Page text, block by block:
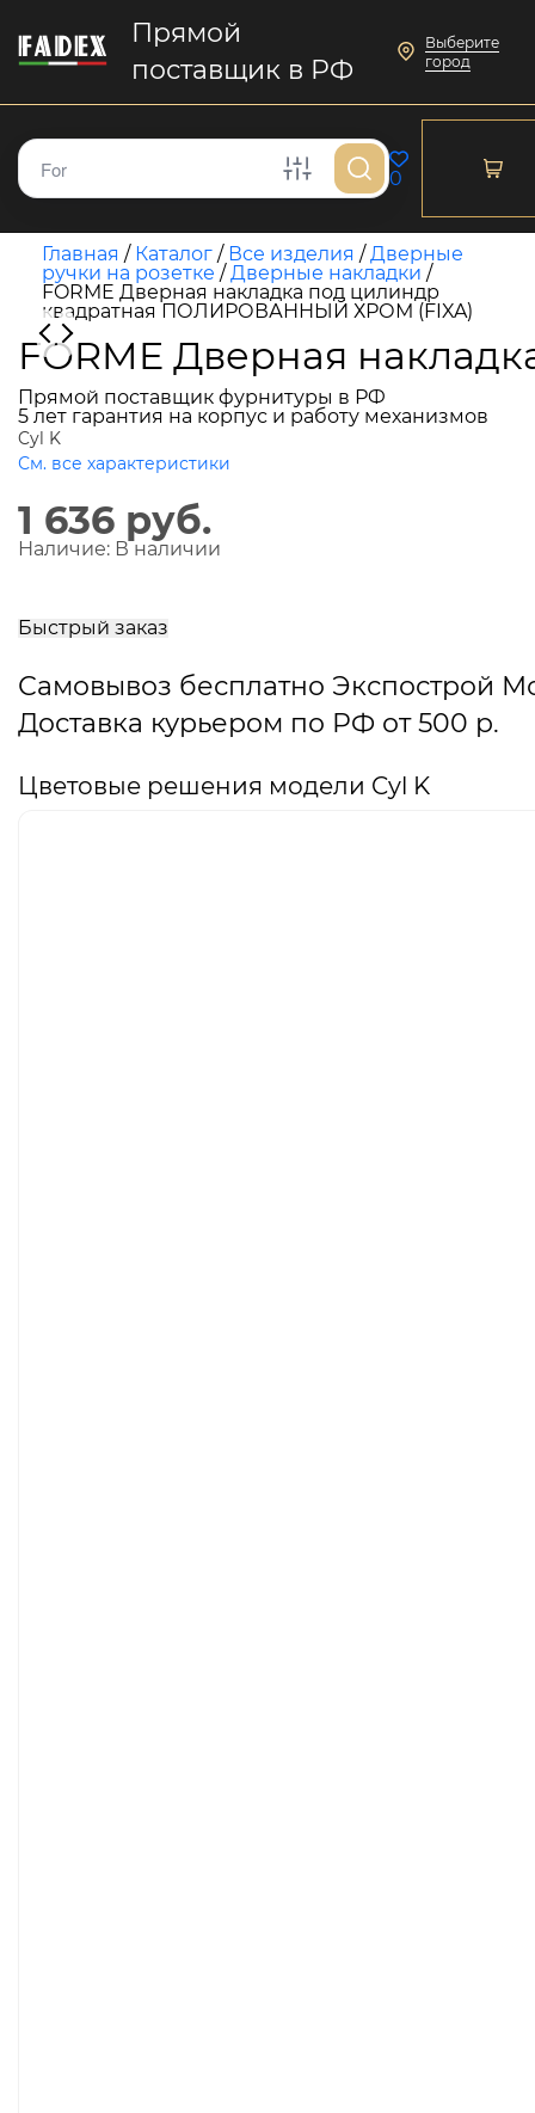
Прямой
поставщик в РФ
Выберите
город
0
Главная / Каталог / Все изделия /Дверные
ручки на розетке /Дверные накладки /
FORME Дверная накладка под цилиндр
квадратная ПОЛИРОВАННЫЙ ХРОМ (FIXA)
FORME Дверная
Прямой поставщик фурнитуры в РФ
5 лет гарантия на корпус и работу механизмов
Cyl K
См. все характеристики
1 636 руб.
Наличие: В наличии
Быстрый заказ
Самовывоз бесплатно Экспострой
Доставка курьером по РФ от 500 р.
Цветовые решения модели Cyl K